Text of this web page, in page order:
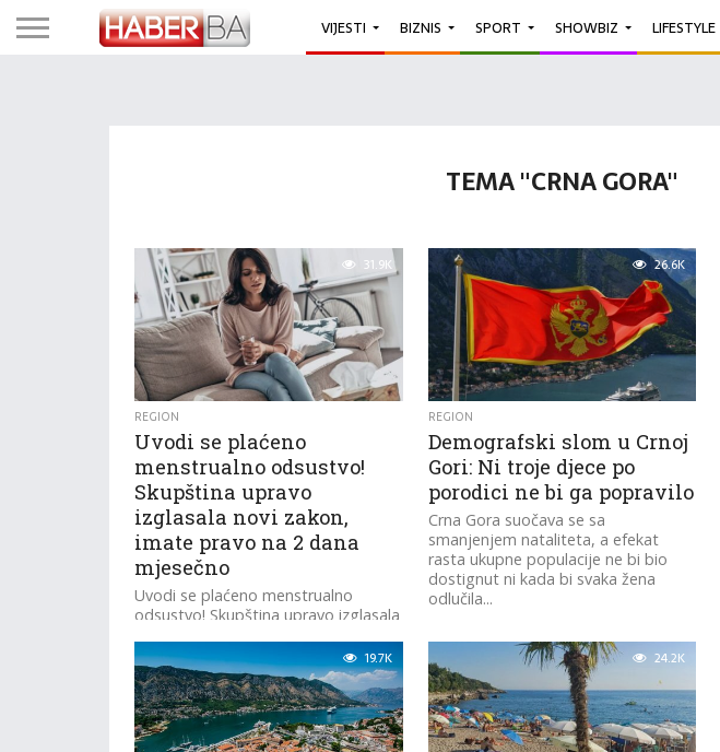
VIJESTI BIZNIS SPORT SHOWBIZ LIFESTYLE
TEMA "CRNA GORA"
31.9K
REGION
Uvodi se plaćeno
menstrualno odsustvo!
Skupština upravo
izglasala novi zakon,
imate pravo na 2 dana
mjesečno
Uvodi se plaćeno menstrualno
odsustvo! Skupština upravo izglasala
mjesečno
26.6K
REGION
Demografski slom u Crnoj
Gori: Ni troje djece po
porodici ne bi ga popravilo
Crna Gora suočava se sa
smanjenjem nataliteta, a efekat
rasta ukupne populacije ne bi bio
dostignut ni kada bi svaka žena
odlučila...
19.7K 24.2K